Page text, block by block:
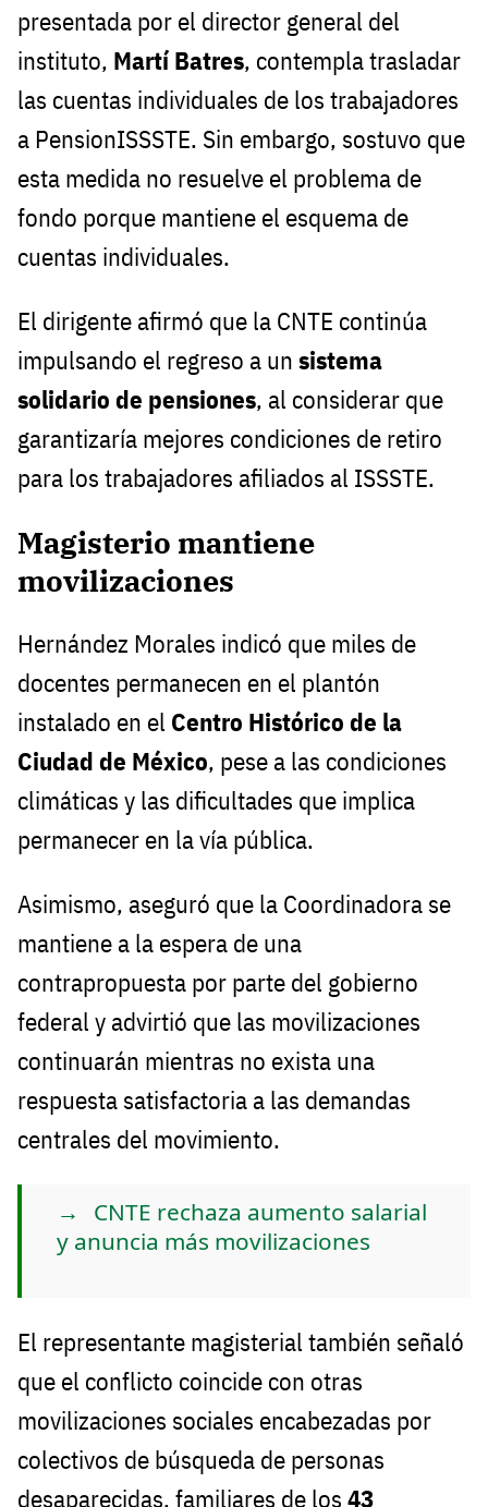
presentada por el director general del
instituto, Martí Batres, contempla trasladar
las cuentas individuales de los trabajadores
a PensionISSSTE. Sin embargo, sostuvo que
esta medida no resuelve el problema de
fondo porque mantiene el esquema de
cuentas individuales.
El dirigente afirmó que la CNTE continúa
impulsando el regreso a un sistema
solidario de pensiones, al considerar que
garantizaría mejores condiciones de retiro
para los trabajadores afiliados al ISSSTE.
Magisterio mantiene
movilizaciones
Hernández Morales indicó que miles de
docentes permanecen en el plantón
instalado en el Centro Histórico de la
Ciudad de México, pese a las condiciones
climáticas y las dificultades que implica
permanecer en la vía pública.
Asimismo, aseguró que la Coordinadora se
mantiene a la espera de una
contrapropuesta por parte del gobierno
federal y advirtió que las movilizaciones
continuarán mientras no exista una
respuesta satisfactoria a las demandas
centrales del movimiento.
CNTE rechaza aumento salarial
y anuncia más movilizaciones
El representante magisterial también señaló
que el conflicto coincide con otras
movilizaciones sociales encabezadas por
colectivos de búsqueda de personas
desaparecidas, familiares de los 43